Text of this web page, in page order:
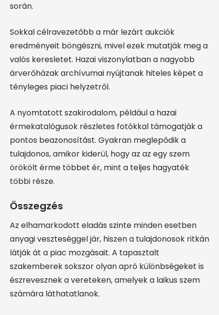
során.
Sokkal célravezetőbb a már lezárt aukciók
eredményeit böngészni, mivel ezek mutatják meg a
valós keresletet. Hazai viszonylatban a nagyobb
árverőházak archívumai nyújtanak hiteles képet a
tényleges piaci helyzetről.
A nyomtatott szakirodalom, például a hazai
érmekatalógusok részletes fotókkal támogatják a
pontos beazonosítást. Gyakran meglepődik a
tulajdonos, amikor kiderül, hogy az az egy szem
örökölt érme többet ér, mint a teljes hagyaték
többi része.
Összegzés
Az elhamarkodott eladás szinte minden esetben
anyagi veszteséggel jár, hiszen a tulajdonosok ritkán
látják át a piac mozgásait. A tapasztalt
szakemberek sokszor olyan apró különbségeket is
észrevesznek a vereteken, amelyek a laikus szem
számára láthatatlanok.